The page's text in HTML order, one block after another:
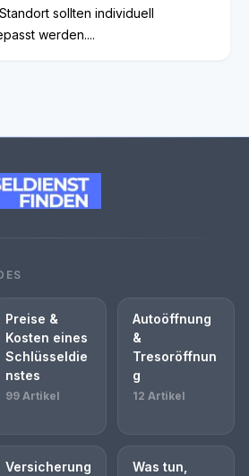
sollten individuell
werden....
Preise &
Kosten eines
Schlüsseldie
nstes
99 Artikel
Autoöffnung
&
Tresoröffnun
g
12 Artikel
Versicherung
Was tun,